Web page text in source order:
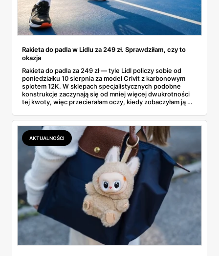
Rakieta do padla w Lidlu za 249 zł. Sprawdziłam, czy to
okazja
Rakieta do padla za 249 zł — tyle Lidl policzy sobie od
poniedziałku 10 sierpnia za model Crivit z karbonowym
splotem 12K. W sklepach specjalistycznych podobne
konstrukcje zaczynają się od mniej więcej dwukrotności
tej kwoty, więc przecierałam oczy, kiedy zobaczyłam ją w
najszybciej rosnący sport w Polsce: kortów przybywa
lawinowo, a chętnych jeszcze szybciej. Sprawdziłam, co
dokładnie dostajemy za te pieniądze i komu taka rakieta
faktycznie wystarczy.
AKTUALNOŚCI